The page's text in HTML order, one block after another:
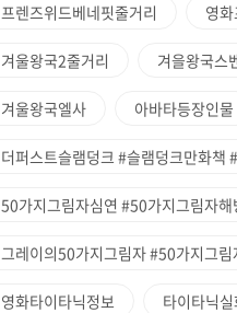
프렌즈위드베네핏줄거리 영
겨울왕국2줄거리 겨을왕국스
겨울왕국엘사 아바타등장인물
더퍼스트슬램덩크 #슬램덩크만화책
50가지그림자심연 #50가지그림자해
그레이의50가지그림자 #50가지그
영화타이타닉정보 타이타닉